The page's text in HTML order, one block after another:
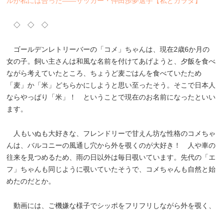
◇ ◇ ◇
ゴールデンレトリーバーの「コメ」ちゃんは、現在2歳6か月の
女の子。飼い主さんは和風な名前を付けてあげようと、夕飯を食べ
ながら考えていたところ、ちょうど麦ごはんを食べていたため
「麦」か「米」どちらかにしようと思い至ったそう。そこで日本人
ならやっぱり「米」！ ということで現在のお名前になったといい
ます。
人もいぬも大好きな、フレンドリーで甘えん坊な性格のコメちゃ
んは、バルコニーの風通し穴から外を覗くのが大好き！ 人や車の
往来を見つめるため、雨の日以外は毎日覗いています。先代の「エ
フ」ちゃんも同じように覗いていたそうで、コメちゃんも自然と始
めたのだとか。
動画には、ご機嫌な様子でシッポをフリフリしながら外を覗く、